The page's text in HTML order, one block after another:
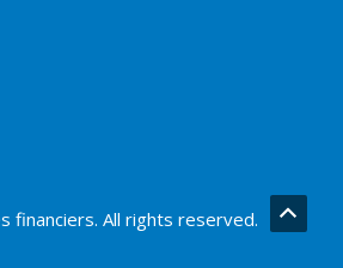
financiers. All rights reserved.
Retour